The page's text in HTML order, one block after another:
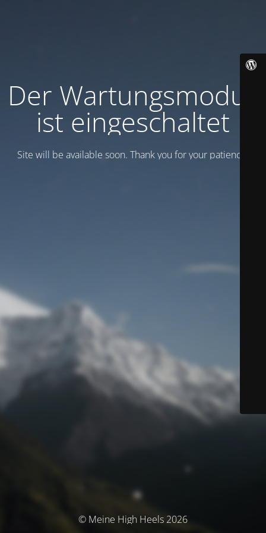
Der Wartungsmodus
ist eingeschaltet
Site will be available soon. Thank you for your patience!
© Meine High Heels 2026